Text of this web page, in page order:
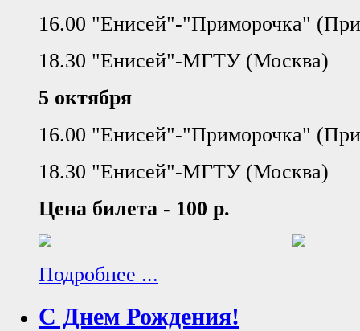
16.00 "Енисей"-"Приморочка"
18.30 "Енисей"-МГТУ (Москва)
5 октября
16.00 "Енисей"-"Приморочка"
18.30 "Енисей"-МГТУ (Москва)
Цена билета - 100 р.
Подробнее ...
С Днем Рождения!